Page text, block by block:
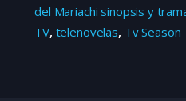
del Mariachi sinopsis y
TV, telenovelas, Tv Season